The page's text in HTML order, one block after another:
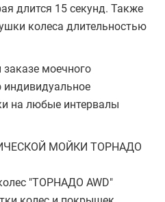
длится 15 секунд. Также
колеса длительностью
моечного
на любые интервалы
МОЙКИ ТОРНАДО
"ТОРНАДО AWD"